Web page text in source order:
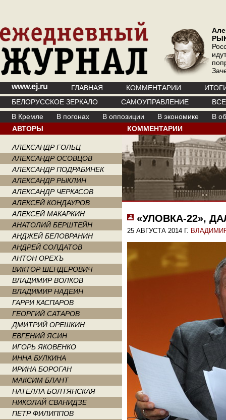
www.ej.ru ГЛАВНАЯ КОММЕНТАРИИ
БЕЛОРУССКОЕ ЗЕРКАЛО
САМОУПРАВЛЕНИЕ
В Кремле
В погонах В оппозиции В экономике
В
АВТОРЫ
АЛЕКСАНДР ГОЛЬЦ
АЛЕКСАНДР ОСОВЦОВ
АЛЕКСАНДР ПОДРАБИНЕК
АЛЕКСАНДР РЫКЛИН
АЛЕКСАНДР ЧЕРКАСОВ
АЛЕКСЕЙ КОНДАУРОВ
АЛЕКСЕЙ МАКАРКИН
АНАТОЛИЙ БЕРШТЕЙН
АНДЖЕЙ БЕЛОВРАНИН
АНДРЕЙ СОЛДАТОВ
АНТОН ОРЕХЪ
ВИКТОР ШЕНДЕРОВИЧ
ВЛАДИМИР ВОЛКОВ
ВЛАДИМИР НАДЕИН
ГАРРИ КАСПАРОВ
ГЕОРГИЙ САТАРОВ
ДМИТРИЙ ОРЕШКИН
ЕВГЕНИЙ ЯСИН
ИГОРЬ ЯКОВЕНКО
ИННА БУЛКИНА
ИРИНА БОРОГАН
МАКСИМ БЛАНТ
НАТЕЛЛА БОЛТЯНСКАЯ
НИКОЛАЙ СВАНИДЗЕ
ПЕТР ФИЛИППОВ
КОММЕНТАРИИ
«УЛОВКА-22»,
25 АВГУСТА 2014 Г.